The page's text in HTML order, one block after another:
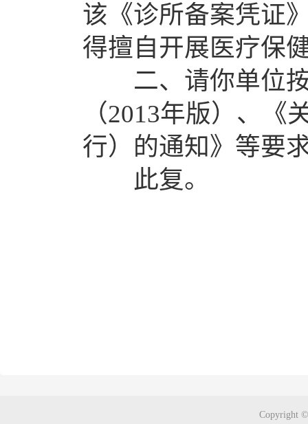
该 《诊所备案凭证
得擅自开展医疗保
二、请你单位
（2013年版）、《
行）的通知》等要
此复。
Copyright